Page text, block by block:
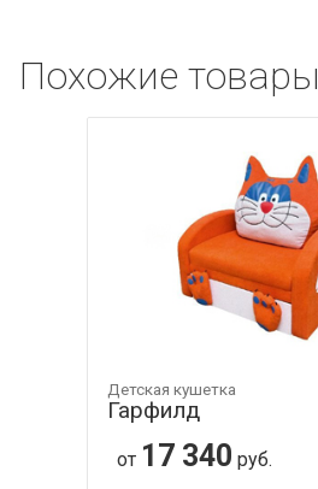
Похожие товары
Детская кушетка
Гарфилд
от 17 340 руб.